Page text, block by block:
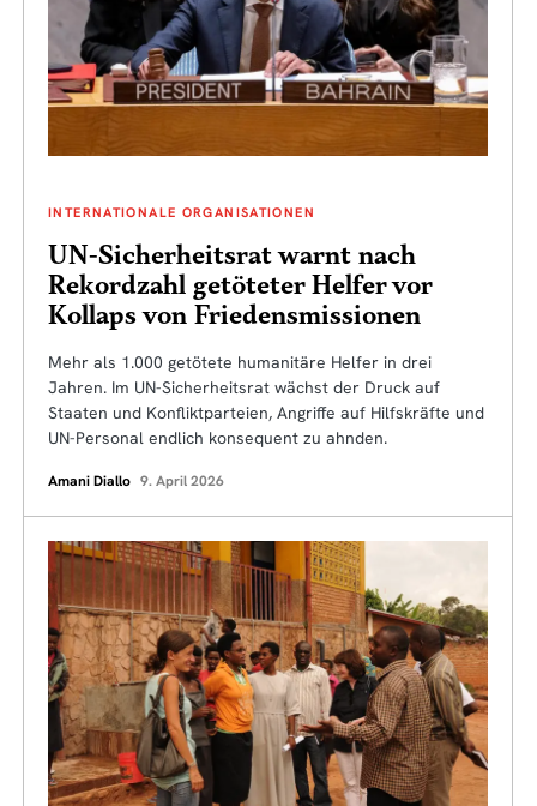
INTERNATIONALE ORGANISATIONEN
UN-Sicherheitsrat warnt nach
Rekordzahl getöteter Helfer vor
Kollaps von Friedensmissionen
Mehr als 1.000 getötete humanitäre Helfer in drei
Jahren. Im UN-Sicherheitsrat wächst der Druck auf
Staaten und Konfliktparteien, Angriffe auf Hilfskräfte und
UN-Personal endlich konsequent zu ahnden.
Amani Diallo 9. April 2026